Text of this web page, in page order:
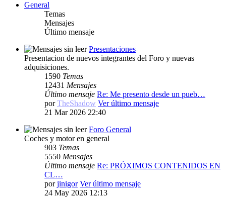
General
Temas
Mensajes
Último mensaje
Presentaciones
Presentacion de nuevos integrantes del Foro y nuevas
adquisiciones.
1590 Temas
12431 Mensajes
Último mensaje Re: Me presento desde un pueb…
porTheShadow Ver último mensaje
21 Mar 2026 22:40
Foro General
Coches y motor en general
903 Temas
5550 Mensajes
Último mensaje Re: PRÓXIMOS CONTENIDOS EN
CL…
porjinigor Ver último mensaje
24 May 2026 12:13